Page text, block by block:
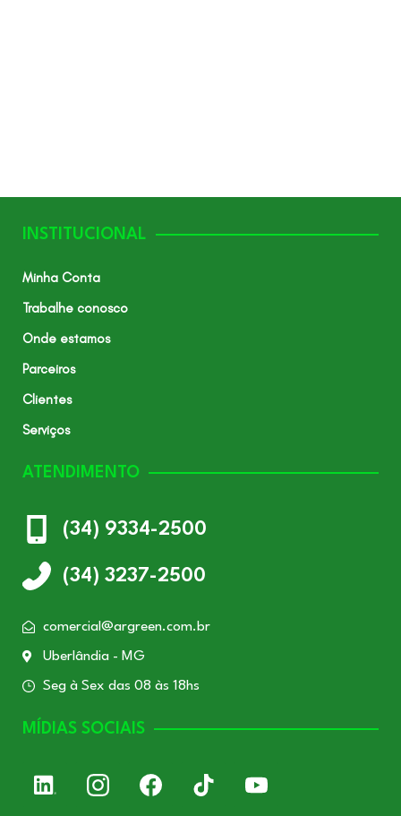
INSTITUCIONAL
Minha Conta
Trabalhe conosco
Onde estamos
Parceiros
Clientes
Serviços
ATENDIMENTO
(34) 9334-2500
(34) 3237-2500
comercial@argreen.com.br
Uberlândia - MG
Seg à Sex das 08 às 18hs
MÍDIAS SOCIAIS